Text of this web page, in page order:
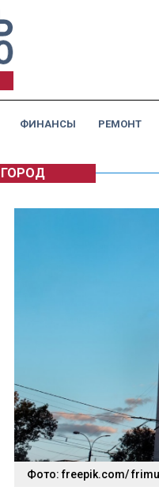
ФИНАНСЫ РЕМОНТ
ГОРОД
Фото: freepik.com/